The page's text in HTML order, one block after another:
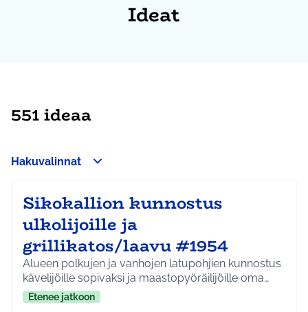
Ideat
551 ideaa
Hakuvalinnat
Sikokallion kunnostus
ulkolijoille ja
grillikatos/laavu #1954
Alueen polkujen ja vanhojen latupohjien kunnostus
kävelijöille sopivaksi ja maastopyöräilijöille oma…
Etenee jatkoon